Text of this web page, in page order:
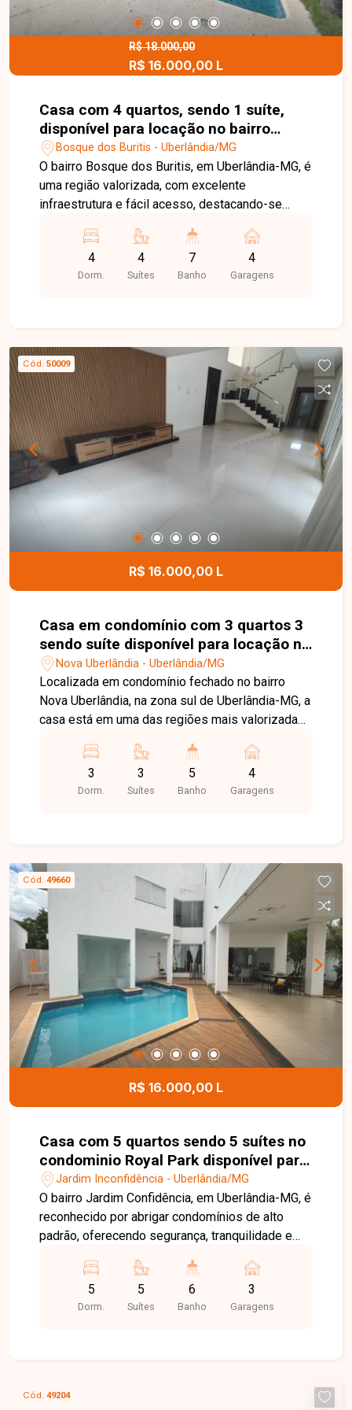
vôlei, peteca e campo de futebol. Entre em
contato com a equipe da Delta Imóveis e agende
sua visita para conhecer essa oportunidade.
R$ 18.000,00
R$ 16.000,00 L
Casa com 4 quartos, sendo 1 suíte,
disponível para locação no bairro
Bosque dos Buritis, em Uberlândia-MG.
Bosque dos Buritis - Uberlândia/MG
O bairro Bosque dos Buritis, em Uberlândia-MG, é
uma região valorizada, com excelente
infraestrutura e fácil acesso, destacando-se
segurança, lazer completo e qualidade de vida. O
imóvel conta com sala ampla em 3 ambientes e
sala de visitas, 4 suítes com armários, sendo 2
escritório e aproximadamente 484 m² de área
construída. A área de lazer dispõe de piscina e
espaço gourmet climatizado com churrasqueira,
com possibilidade de locação mobiliado ou sem
móveis. Entre em contato com a Delta Imóveis
para mais informações e agende sua visita.
4
Dorm.
4
Suítes
7
Banho
4
Garagens
Cód. 50009
R$ 16.000,00 L
Casa em condomínio com 3 quartos 3
sendo suíte disponível para locação no
bairro Nova Uberlandia Uberlândia em
Uberlândia-MG
Nova Uberlândia - Uberlândia/MG
Localizada em condomínio fechado no bairro
Nova Uberlândia, na zona sul de Uberlândia-MG, a
casa está em uma das regiões mais valorizadas
comércios, serviços e excelente infraestrutura,
oferecendo segurança, conforto e qualidade de
ar-condicionado, banheiro social com armário,
box e espelho, cozinha completa com armários e
área de serviço separada com armário. Conta
ainda com área gourmet com cozinha externa e
churrasqueira, banheiro externo, piscina aquecida
e jardim. No piso superior, são três suítes com
armários e ar-condicionado, sendo a suíte master
com closet. Garagem com capacidade para até
quatro carros, além de chuveiros e torneiras com
aquecimento. O condomínio oferece portaria 24
horas, academia, piscina, salão de festas e
minimercado, ideal para quem busca praticidade,
segurança e lazer completo em um só lugar.
3
Dorm.
3
Suítes
5
Banho
4
Garagens
Cód. 49660
R$ 16.000,00 L
Casa com 5 quartos sendo 5 suítes no
condominio Royal Park disponível para
locação no bairro Jardim
Inconfidência em Uberlândia-MG.
Jardim Inconfidência - Uberlândia/MG
O bairro Jardim Confidência, em Uberlândia-MG, é
reconhecido por abrigar condomínios de alto
padrão, oferecendo segurança, tranquilidade e
fácil acesso às principais vias da cidade, além de
estar próxima a comércios, serviços e áreas
verdes, sendo ideal para quem busca morar com
5
Dorm.
5
Suítes
6
Banho
3
Garagens
Cód. 49204